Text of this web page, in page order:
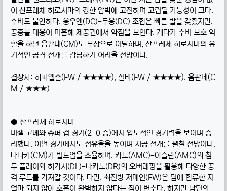
어 산프레체 히로시마의 강한 압박에 고전하며 고립될 가능성이 크다.
수비도 불안하다. 응우옌(DC)-두옹(DC) 조합은 빠른 발을 갖췄지만,
공중볼 대응이 미흡해 제공권에서 약점을 보인다. 게다가 수비 보호 역
할을 하던 음판데(CM)도 부상으로 이탈하며, 산프레체 히로시마의 유
기적인 공격 전개를 감당하기 어려울 전망이다.
결장자: 하파엘손(FW / ★★★★), 실바(FW / ★★★★), 음판데(C
M / ★★★)
● 산프레체 히로시마
비셀 고베와 슈퍼 컵 경기(2-0 승)에서 압도적인 경기력을 보이며 승
리했다. 이번 경기에서도 점유율을 높이며 지공 전개를 펼칠 전망이다.
다나카(CM)가 빌드업을 조율하며, 카토(AMC)-아슬란(AMC)의 침
투 플레이와 히가시(DL)-나카노(DR)의 오버래핑을 활용해 다양한 공
격 루트를 가져갈 것이다. 다만, 최전방 저메인(FW)은 팀에 합류한 지
얼마 되지 않아 호흡이 완벽하지 않다는 점이 변수다. 하지만 남딘의